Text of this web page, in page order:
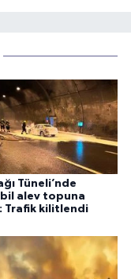
Tüneli’nde
alev topuna
Trafik kilitlendi